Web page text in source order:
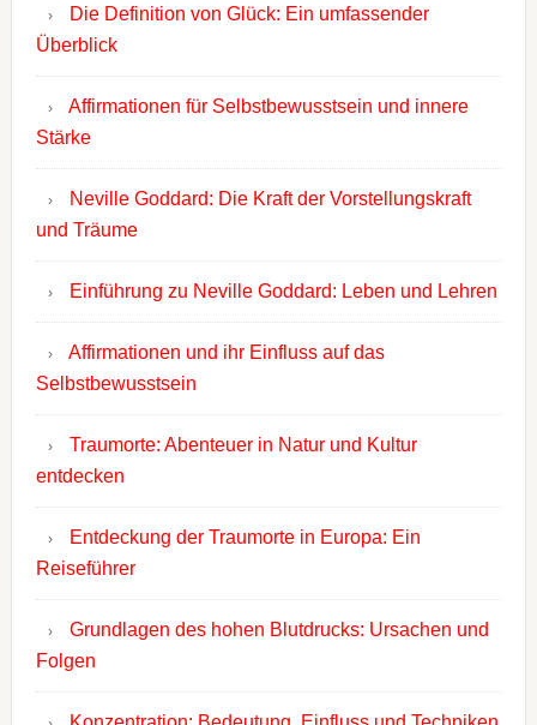
Die Definition von Glück: Ein umfassender
Überblick
Affirmationen für Selbstbewusstsein und innere
Stärke
Neville Goddard: Die Kraft der Vorstellungskraft
und Träume
Einführung zu Neville Goddard: Leben und Lehren
Affirmationen und ihr Einfluss auf das
Selbstbewusstsein
Traumorte: Abenteuer in Natur und Kultur
entdecken
Entdeckung der Traumorte in Europa: Ein
Reiseführer
Grundlagen des hohen Blutdrucks: Ursachen und
Folgen